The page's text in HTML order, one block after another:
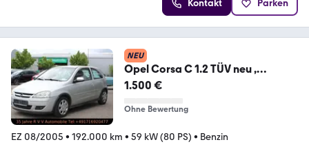
Kontakt Parken
NEU
Opel Corsa C 1.2 TÜV neu ,
Sommer+Winterräder
1.500 €
Ohne Bewertung
EZ 08/2005 • 192.000 km • 59 kW (80 PS) • Benzin